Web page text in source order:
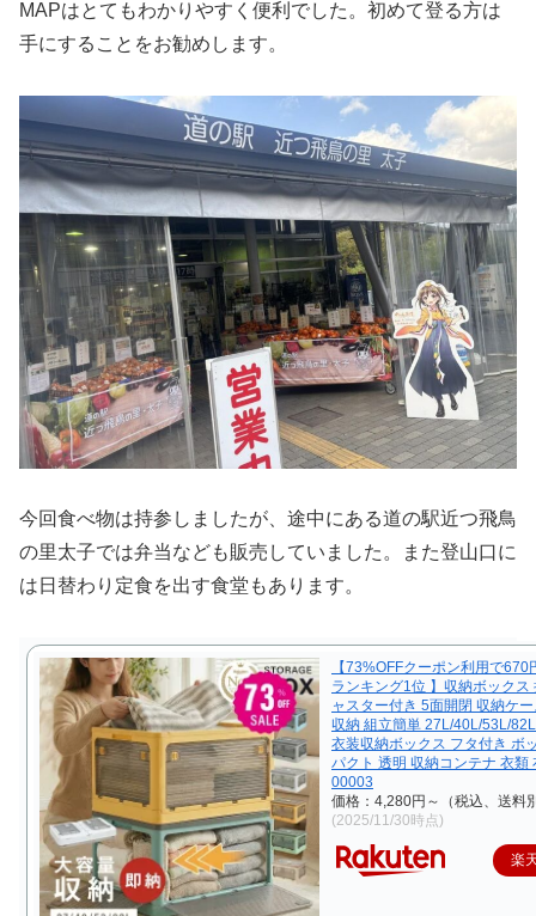
MAPはとてもわかりやすく便利でした。初めて登る方は
手にすることをお勧めします。
今回食べ物は持参しましたが、途中にある道の駅近つ飛鳥
の里太子では弁当なども販売していました。また登山口に
は日替わり定食を出す食堂もあります。
【73%OFFクーポン利用で670
ランキング1位 】収納ボックス
ャスター付き 5面開閉 収納ケ
収納 組立簡単 27L/40L/53L/
衣装収納ボックス フタ付き ボ
パクト 透明 収納コンテナ 衣類
00003
価格：4,280円～（税込、送料
(2025/11/30時点)
楽